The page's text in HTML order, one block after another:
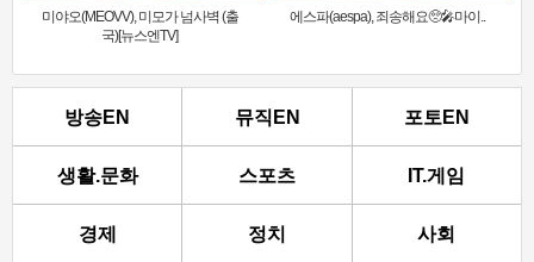
미야오(MEOVV), 미모가 넘사벽 (출
국)[뉴스엔TV]
에스파(aespa), 죄송해요🥺🎤마이..
방송EN 뮤직EN 포토EN
생활.문화 스포츠 IT.게임
경제 정치 사회